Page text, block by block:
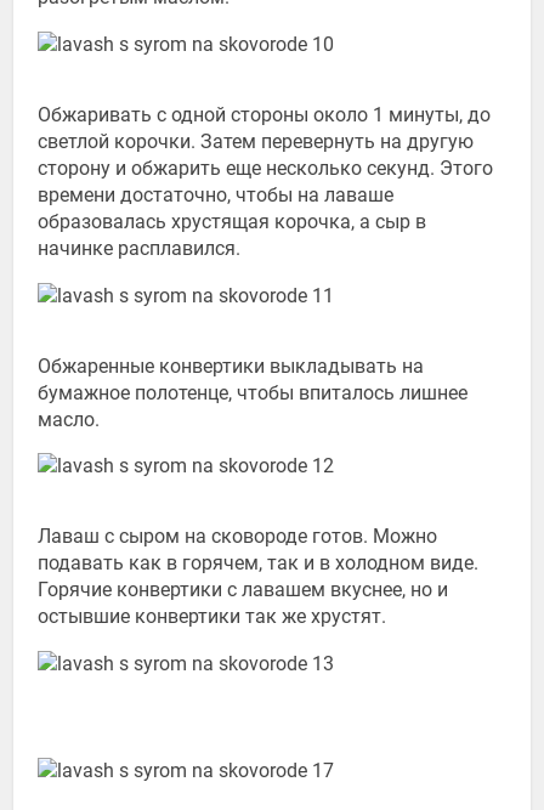
Обжаривать с одной стороны около 1 минуты, до
светлой корочки. Затем перевернуть на другую
сторону и обжарить еще несколько секунд. Этого
времени достаточно, чтобы на лаваше
образовалась хрустящая корочка, а сыр в
начинке расплавился.
Обжаренные конвертики выкладывать на
бумажное полотенце, чтобы впиталось лишнее
масло.
Лаваш с сыром на сковороде готов. Можно
подавать как в горячем, так и в холодном виде.
Горячие конвертики с лавашем вкуснее, но и
остывшие конвертики так же хрустят.